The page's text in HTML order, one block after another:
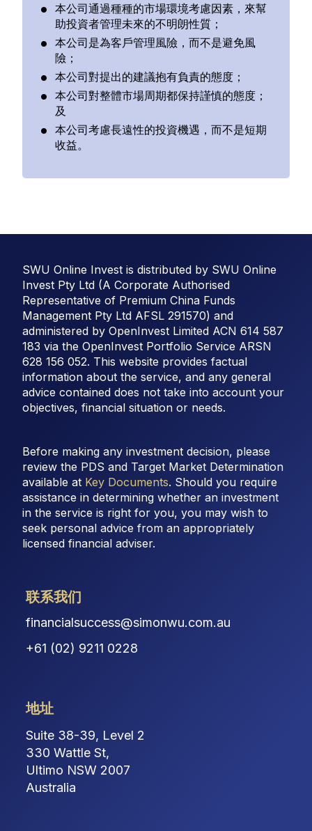
本公司通過種種的市場環境考慮因素，來幫
助投資者管理未來的不明朗性質；
本公司是為客戶管理風險，而不是避免風
險；
本公司對提出的建議抱有負責的態度；
本公司對整體市場周期都保持謹慎的態度；
及
本公司考慮長遠性的投資機遇，而不是短期
收益。
联系我们
financialsuccess@simonwu.com.au
+61 (02) 9211 0228
地址
Suite 38-39, Level 2
330 Wattle St,
Ultimo NSW 2007
Australia
SWU Online Invest is distributed by SWU Online
Invest Pty Ltd (A Corporate Authorised
Representative of Premium China Funds
Management Pty Ltd AFSL 291570) and
administered by OpenInvest Limited ACN 614 587
183 via the OpenInvest Portfolio Service ARSN
628 156 052. This website provides factual
information about the service, and any general
advice contained does not take into account your
objectives, financial situation or needs.
Before making any investment decision, please
review the PDS and Target Market Determination
available at Key Documents. Should you require
assistance in determining whether an investment
in the service is right for you, you may wish to
seek personal advice from an appropriately
licensed financial adviser.